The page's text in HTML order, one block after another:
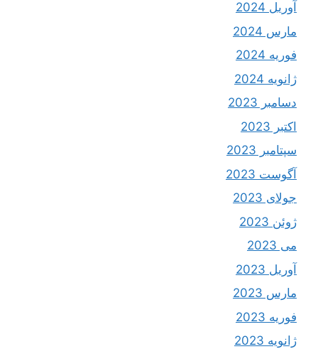
آوریل 2024
مارس 2024
فوریه 2024
ژانویه 2024
دسامبر 2023
اکتبر 2023
سپتامبر 2023
آگوست 2023
جولای 2023
ژوئن 2023
می 2023
آوریل 2023
مارس 2023
فوریه 2023
ژانویه 2023